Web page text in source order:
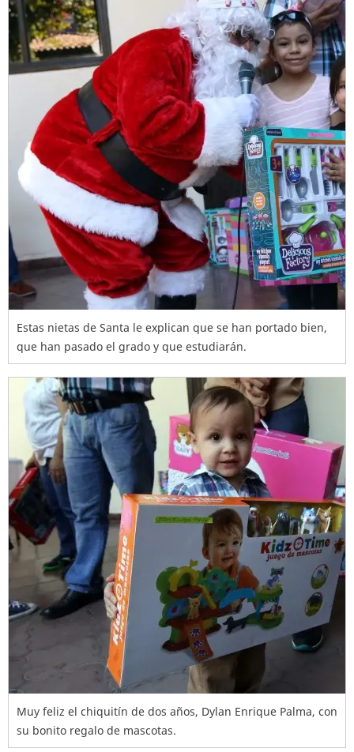
Estas nietas de Santa le explican que se han portado bien,
que han pasado el grado y que estudiarán.
Muy feliz el chiquitín de dos años, Dylan Enrique Palma, con
su bonito regalo de mascotas.